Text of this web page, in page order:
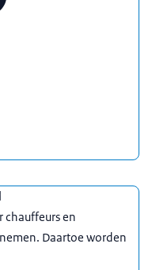
en
Daartoe worden